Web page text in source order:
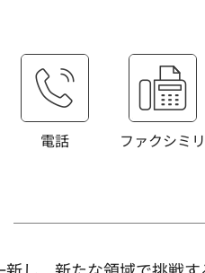
電話 ファクシミリ